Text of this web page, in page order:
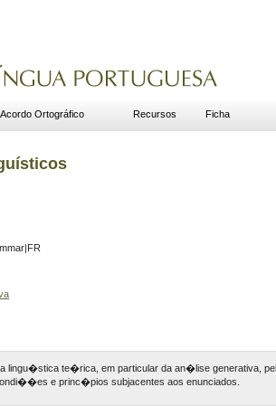
Acordo Ortográfico Recursos Ficha
lingu�stica te�rica, em particular da an�lise generativa,
e princ�pios subjacentes aos enunciados.